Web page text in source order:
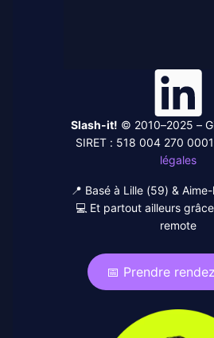
Linked-
Slash-it! © 2010–2025 –
SIRET : 518 004 270
légales
📍 Basé à Lille (59) &
💻 Et partout ailleurs
remote
📅 Prendre